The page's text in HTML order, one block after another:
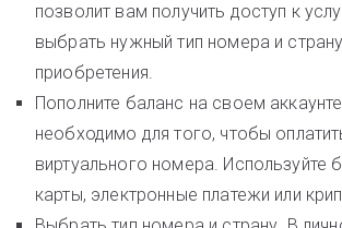
позволит вам получить доступ к
выбрать нужный тип номера и
приобретения.
Пополните баланс на своем
необходимо для того, чтобы
виртуального номера. Используйте
карты, электронные платежи или